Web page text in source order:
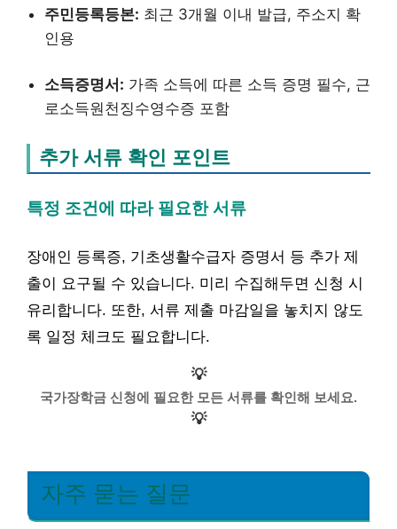
주민등록등본: 최근 3개월 이내 발급, 주소지 확
인용
소득증명서: 가족 소득에 따른 소득 증명 필수, 근
로소득원천징수영수증 포함
추가 서류 확인 포인트
특정 조건에 따라 필요한 서류
장애인 등록증, 기초생활수급자 증명서 등 추가 제
출이 요구될 수 있습니다. 미리 수집해두면 신청 시
유리합니다. 또한, 서류 제출 마감일을 놓치지 않도
록 일정 체크도 필요합니다.
💡
국가장학금 신청에 필요한 모든 서류를 확인해 보세요.
💡
자주 묻는 질문